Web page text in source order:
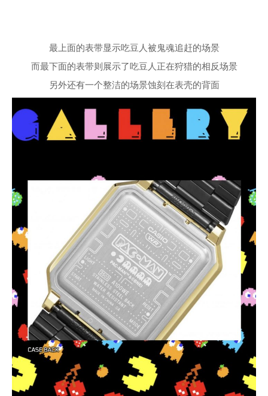
最上面的表带显示吃豆人被鬼魂追赶的场景
而最下面的表带则展示了吃豆人正在狩猎的相反场景
另外还有一个整洁的场景蚀刻在表壳的背面